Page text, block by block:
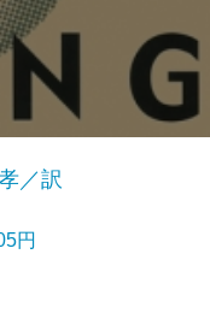
／訳
円